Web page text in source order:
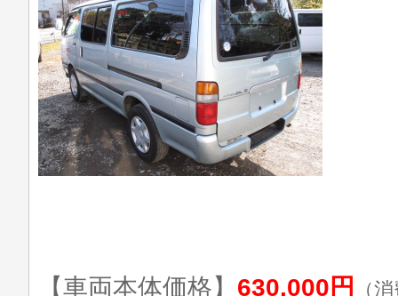
【車両本体価格】 630,000円 （